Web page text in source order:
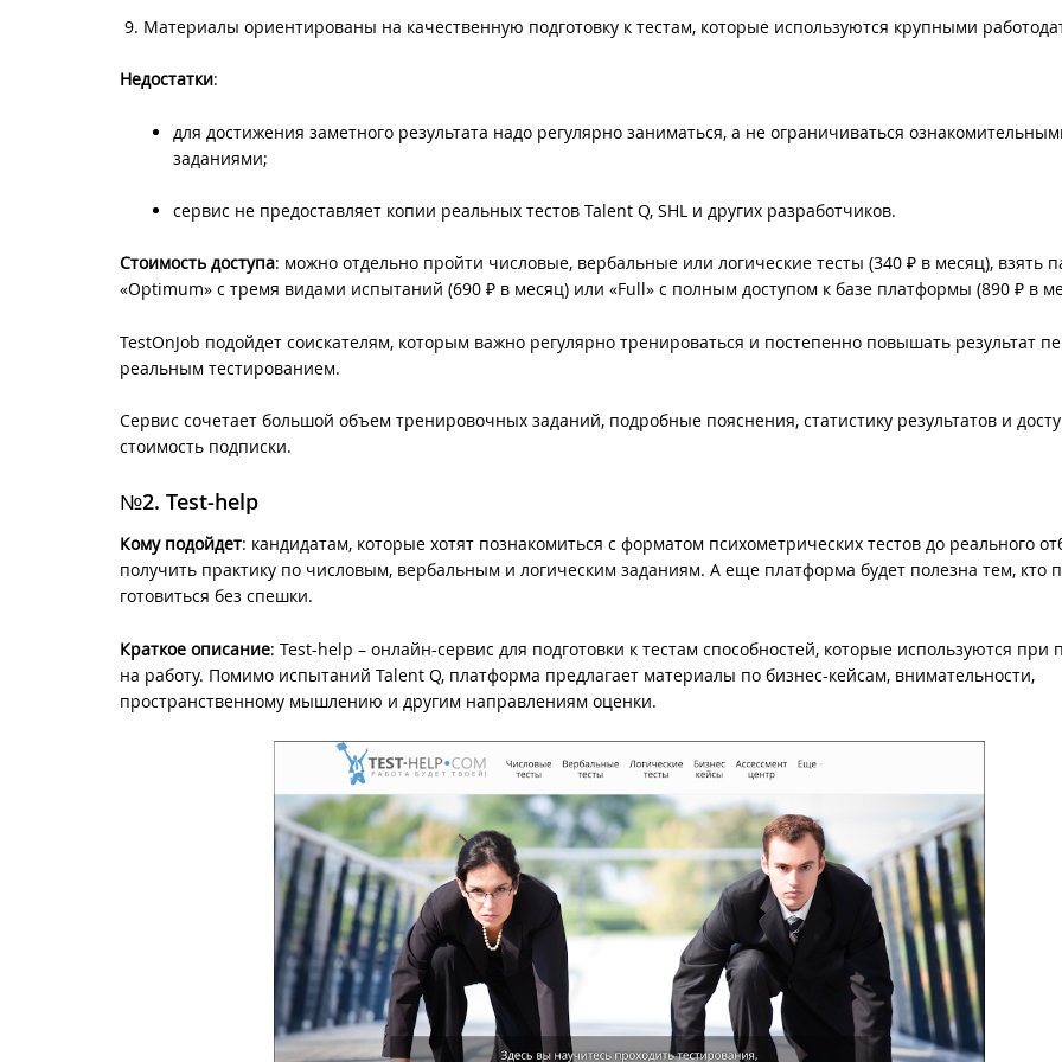
Материалы ориентированы на качественную подготовку к тестам, которые используются крупными
Недостатки:
для достижения заметного результата надо регулярно заниматься, а не ограничиваться
заданиями;
сервис не предоставляет копии реальных тестов Talent Q, SHL и других разработчиков.
Стоимость доступа: можно отдельно пройти числовые, вербальные или логические тесты (340 ₽ в месяц), взять
«Optimum» с тремя видами испытаний (690 ₽ в месяц) или «Full» с полным доступом к базе платформы (890 ₽ в
TestOnJob подойдет соискателям, которым важно регулярно тренироваться и постепенно повышать результат
реальным тестированием.
Сервис сочетает большой объем тренировочных заданий, подробные пояснения, статистику результатов и
стоимость подписки.
№2. Test-help
Кому подойдет: кандидатам, которые хотят познакомиться с форматом психометрических тестов до реального
получить практику по числовым, вербальным и логическим заданиям. А еще платформа будет полезна тем, кто
готовиться без спешки.
Краткое описание: Test-help – онлайн-сервис для подготовки к тестам способностей, которые используются при
на работу. Помимо испытаний Talent Q, платформа предлагает материалы по бизнес-кейсам, внимательности,
пространственному мышлению и другим направлениям оценки.